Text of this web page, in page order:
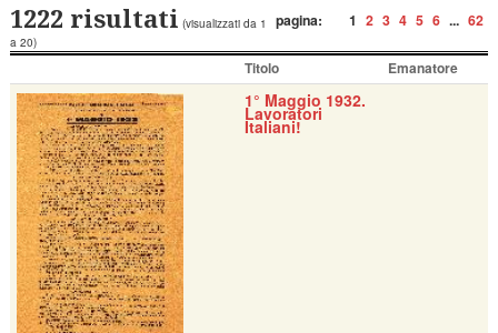
pagina: 1 2 3 4 5 6 ... 62
1222 risultati (visualizzati da 1
a 20)
Titolo Emanatore
1° Maggio 1932.
Lavoratori
Italiani!